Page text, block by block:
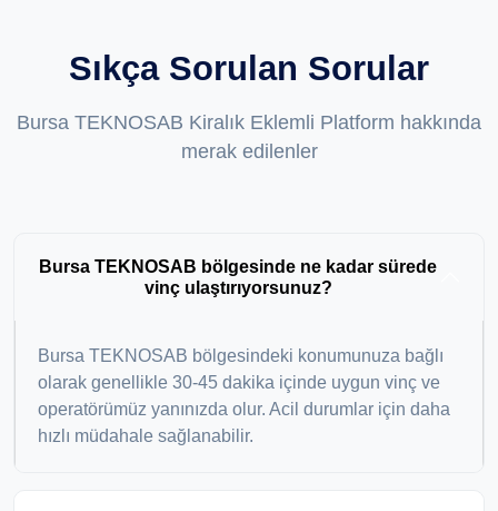
Sıkça Sorulan Sorular
Bursa TEKNOSAB Kiralık Eklemli Platform hakkında
merak edilenler
Bursa TEKNOSAB bölgesinde ne kadar sürede
vinç ulaştırıyorsunuz?
Bursa TEKNOSAB bölgesindeki konumunuza bağlı
olarak genellikle 30-45 dakika içinde uygun vinç ve
operatörümüz yanınızda olur. Acil durumlar için daha
hızlı müdahale sağlanabilir.